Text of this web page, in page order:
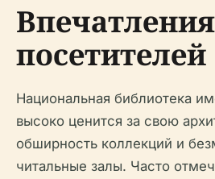
Впечатления
посетителей
Национальная библиотека
высоко ценится за свою
обширность коллекций и
читальные залы. Часто